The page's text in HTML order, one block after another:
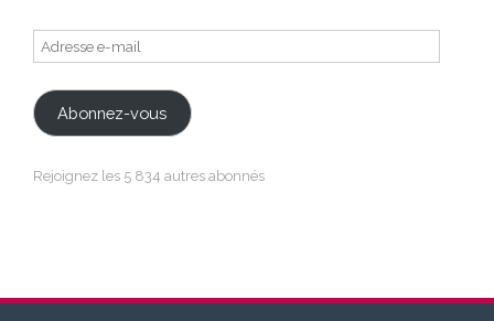
Adresse
e-
mail
Abonnez-vous
Rejoignez les 5 834 autres abonnés